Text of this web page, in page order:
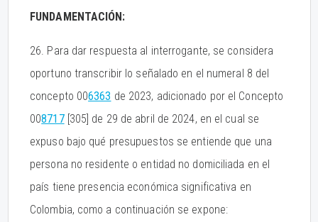
FUNDAMENTACIÓN:
26. Para dar respuesta al interrogante, se considera
oportuno transcribir lo señalado en el numeral 8 del
concepto 006363 de 2023, adicionado por el Concepto
008717[305] de 29 de abril de 2024, en el cual se
expuso bajo qué presupuestos se entiende que una
persona no residente o entidad no domiciliada en el
país tiene presencia económica significativa en
Colombia, como a continuación se expone: